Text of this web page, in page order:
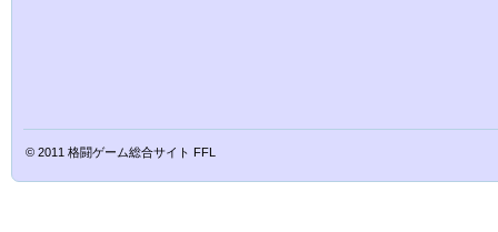
© 2011 格闘ゲーム総合サイト FFL